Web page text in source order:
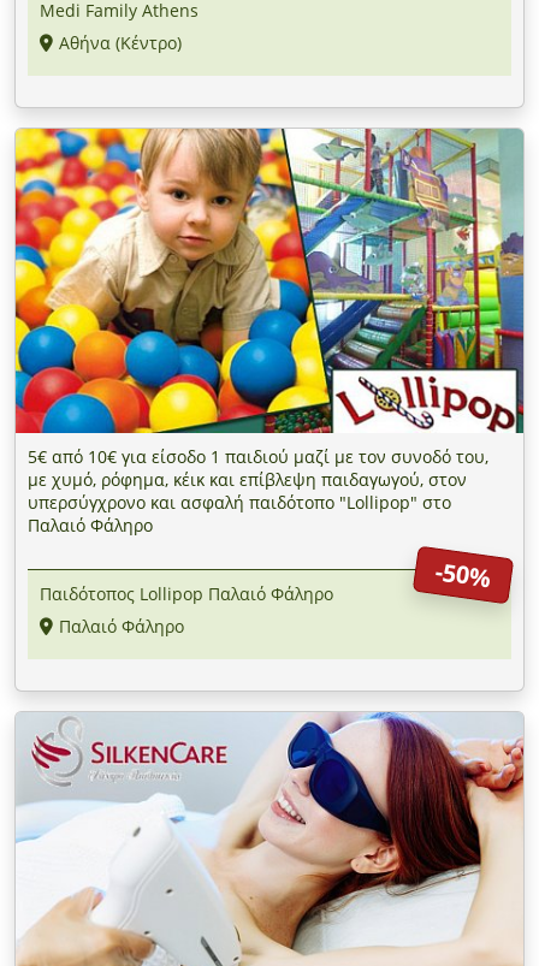
Medi Family Athens
Αθήνα (Κέντρο)
5€ από 10€ για είσοδο 1 παιδιού μαζί με τον συνοδό του,
με χυμό, ρόφημα, κέικ και επίβλεψη παιδαγωγού, στον
υπερσύγχρονο και ασφαλή παιδότοπο "Lollipop" στο
Παλαιό Φάληρο
-50%
Παιδότοπος Lollipop Παλαιό Φάληρο
Παλαιό Φάληρο